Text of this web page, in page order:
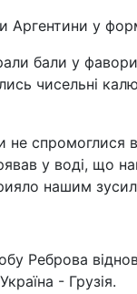
Аргентини у
бали у
чисельні
спромоглися
у воді, що
нашим
Реброва
- Грузія.